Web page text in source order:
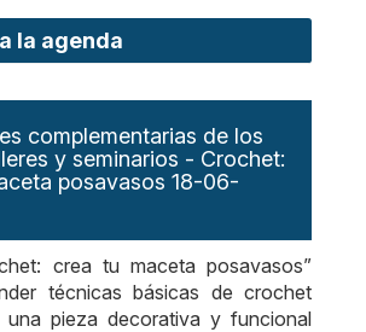
la agenda
complementarias de los
y seminarios - Crochet:
posavasos 18-06-
crea tu maceta posavasos”
técnicas básicas de crochet
una pieza decorativa y funcional